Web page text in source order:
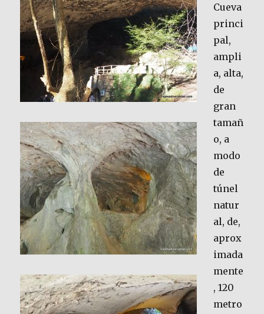
Cueva
princi
pal,
ampli
a, alta,
de
gran
tamañ
o, a
modo
de
túnel
natur
al, de,
aprox
imada
mente
, 120
metro